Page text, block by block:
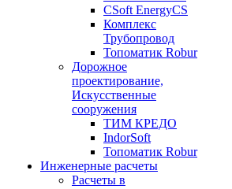
CSoft EnergyCS
Комплекс
Трубопровод
Топоматик Robur
Дорожное
проектирование,
Искусственные
сооружения
ТИМ КРЕДО
IndorSoft
Топоматик Robur
Инженерные расчеты
Расчеты в